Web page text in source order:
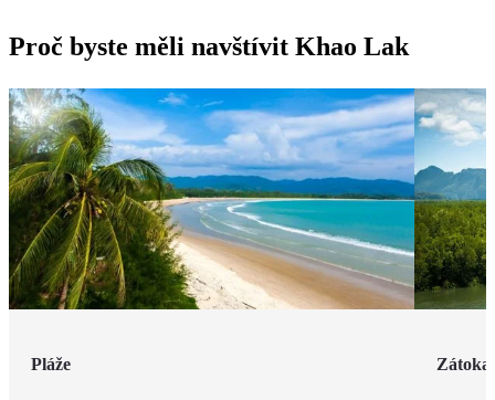
Proč byste měli navštívit Khao Lak
Pláže Zátoka